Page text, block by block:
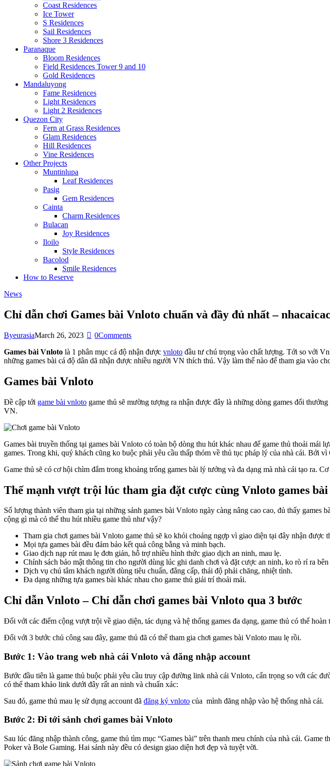
Coast Residences
Ice Tower
S Residences
Sail Residences
Shore 3 Residences
Paranaque
Bloom Residences
Field Residences Tower 9 and 10
Gold Residences
Mandaluyong
Fame Residences
Light Residences
Light 2 Residences
Quezon City
Fern at Grass Residences
Glam Residences
Hill Residences
Vine Residences
Other Projects
Muntinlupa
Leaf Residences
Pasig
Gem Residences
Cainta
Charm Residences
Bulacan
Joy Residences
Iloilo
Style Residences
Bacolod
Smile Residences
How to Reserve
News
Chỉ dẫn chơi Games bài Vnloto chuẩn và đầy đủ nhất –
ByeurasiaMarch 26, 2023 0Comments
Games bài Vnloto là 1 phân mục cá độ nhận được vnloto đầu tư chú trọng vào chất lượng. Tới so với
những games bài cá độ dân dã nhận được nhiều người VN thích thú. Vậy làm thế nào để tham gia vào
Games bài Vnloto
Đề cập tới game bài vnloto game thủ sẽ mường tượng ra nhận được đây là những dòng games đổi
VN.
Games bài truyền thống tại games bài Vnloto có toàn bộ dòng thu hút khác nhau để game thủ thoải mái
games. Trong khi, quý khách cũng ko buộc phải yêu cầu thấp thỏm về thủ tục pháp lý của nhà cái. Bởi
Game thủ sẽ có cơ hội chìm đắm trong khoảng trống games bài lý tưởng và đa dạng mà nhà cái tạo ra.
Thế mạnh vượt trội lúc tham gia đặt cược cùng Vnloto games bài
Số lượng thành viên tham gia tại những sảnh games bài Vnloto ngày càng nâng cao cao, đủ thấy
cộng gì mà có thể thu hút nhiều game thủ như vậy?
Tham gia chơi games bài Vnloto game thủ sẽ ko khỏi choáng ngợp vì giao diện tại đây nhận
Mọi tựa games bài đều đảm bảo kết quả công bằng và minh bạch.
Giao dịch nạp rút mau lẹ đơn giản, hỗ trợ nhiều hình thức giao dịch an ninh, mau lẹ.
Chính sách bảo mật thông tin cho người dùng lúc ghi danh chơi và đặt cược an ninh, ko rò rỉ ra
Dịch vụ chú tâm khách người dùng tiêu chuẩn, đẳng cấp, thái độ phải chăng, nhiệt tình.
Đa dạng những tựa games bài khác nhau cho game thủ giải trí thoải mái.
Chỉ dẫn Vnloto – Chỉ dẫn chơi games bài Vnloto qua 3 bước
Đối với các điểm cộng vượt trội về giao diện, tác dụng và hệ thống games đa dạng, game thủ có thể
Đối với 3 bước chủ công sau đây, game thủ đã có thể tham gia chơi games bài Vnloto mau lẹ rồi.
Bước 1: Vào trang web nhà cái Vnloto và đăng nhập account
Bước đầu tiên là game thủ buộc phải yêu cầu truy cập đường link nhà cái Vnloto, cẩn trọng so với các
có thể tham khảo link dưới đây rất an ninh và chuẩn xác:
Sau đó, game thủ mau lẹ sử dụng account đã đăng ký vnloto của mình đăng nhập vào hệ thống nhà cái.
Bước 2: Đi tới sảnh chơi games bài Vnloto
Sau lúc đăng nhập thành công, game thủ tìm mục “Games bài” trên thanh meu chính của nhà cái.
Poker và Bole Gaming. Hai sảnh này đều có design giao diện hơi đẹp và tuyệt vời.